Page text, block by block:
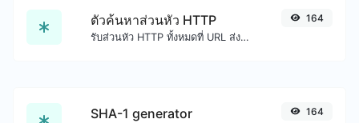
ตัวค้นหาส่วนหัว HTTP
รับส่วนหัว HTTP ทั้งหมดที่ URL ส่งคืนสำหรับคำขอ GET ทั่วไป
164
SHA-1 generator 164